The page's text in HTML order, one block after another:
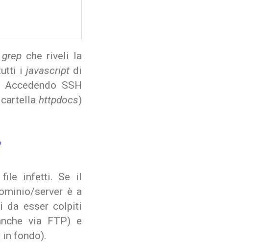
grep che riveli la
tutti ijavascript di
SSH
httpdocs)
file infetti. Se il
server è a
da esser colpiti
via FTP) e
fondo).